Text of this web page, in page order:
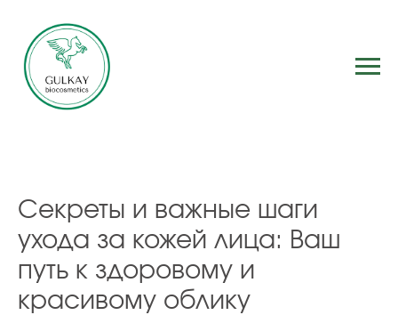
Секреты и важные шаги
ухода за кожей лица: Ваш
путь к здоровому и
красивому облику